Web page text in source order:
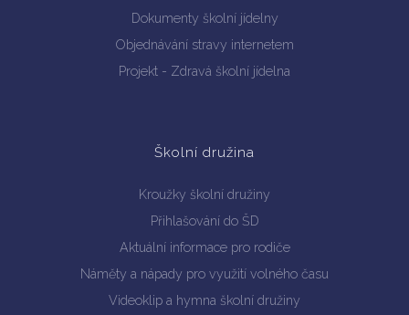
Dokumenty školní jídelny
Objednávání stravy internetem
Projekt - Zdravá školní jídelna
Školní družina
Kroužky školní družiny
Přihlašování do ŠD
Aktuální informace pro rodiče
Náměty a nápady pro využití volného času
Videoklip a hymna školní družiny